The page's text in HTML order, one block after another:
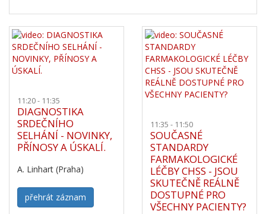
11:20 - 11:35
DIAGNOSTIKA
SRDEČNÍHO
SELHÁNÍ - NOVINKY,
PŘÍNOSY A ÚSKALÍ.
A. Linhart (Praha)
přehrát záznam
11:35 - 11:50
SOUČASNÉ
STANDARDY
FARMAKOLOGICKÉ
LÉČBY CHSS - JSOU
SKUTEČNĚ REÁLNĚ
DOSTUPNÉ PRO
VŠECHNY PACIENTY?